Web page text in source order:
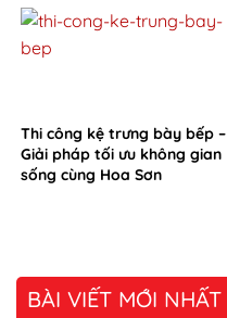
Thi công kệ trưng bày bếp –
Giải pháp tối ưu không gian
sống cùng Hoa Sơn
BÀI VIẾT MỚI NHẤT